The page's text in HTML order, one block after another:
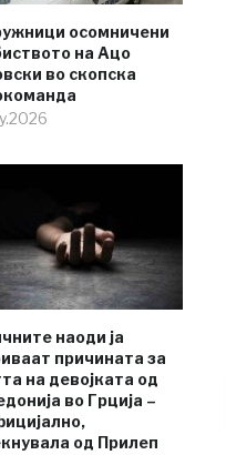
осомничени
на Ацо
во скопска
наоди ја
причината за
на девојката од
во Грција –
од Прилеп